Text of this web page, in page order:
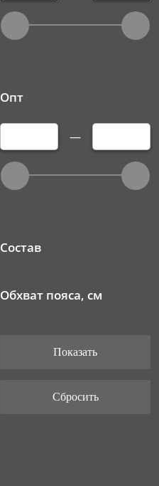
Опт
—
Состав
Обхват пояса, см